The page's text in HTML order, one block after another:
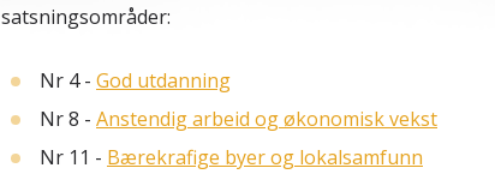
satsningsområder:
Nr 4 - God utdanning
Nr 8 - Anstendig arbeid og økonomisk vekst
Nr 11 - Bærekrafige byer og lokalsamfunn